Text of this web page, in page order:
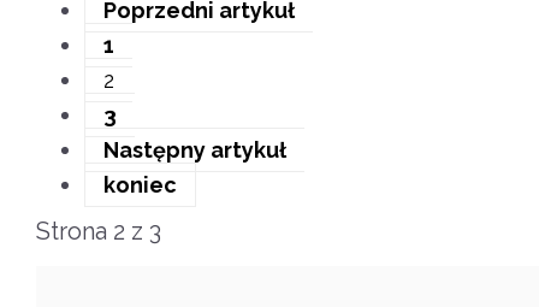
Poprzedni artykuł
1
2
3
Następny artykuł
koniec
Strona 2 z 3